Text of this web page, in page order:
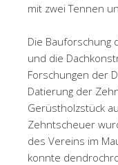
mit zwei Tennen
Die Bauforschung
und die
Forschungen der
Datierung der
Gerüstholzstück
Zehntscheuer
des Vereins im
konnte